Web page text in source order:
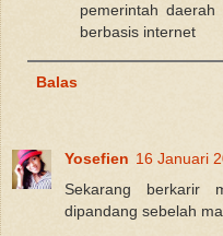
pemerintah
berbasis internet
Balas
Yosefien 16 Januari
Sekarang berkarir
dipandang sebelah